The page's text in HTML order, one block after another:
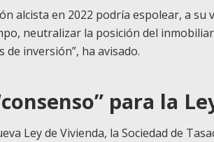
alcista en 2022 podría espolear, a su
neutralizar la posición del
de inversión”, ha avisado.
para la
Ley de Vivienda, la Sociedad de